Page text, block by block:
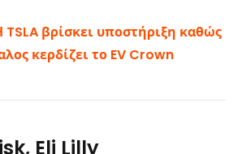
TSLA βρίσκει υποστήριξη καθώς
κερδίζει το EV Crown
Eli Lilly